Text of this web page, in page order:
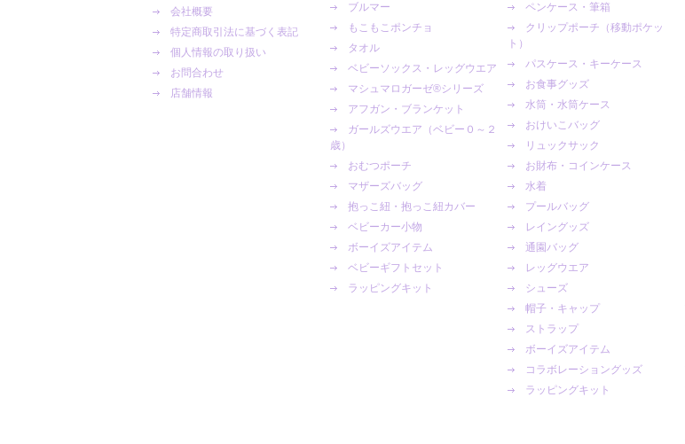
会社概要
特定商取引法に基づく表記
個人情報の取り扱い
お問合わせ
店舗情報
ブルマー
もこもこポンチョ
タオル
ベビーソックス・レッグウエア
マシュマロガーゼ®︎シリーズ
アフガン・ブランケット
ガールズウエア（ベビー０～２
歳）
おむつポーチ
マザーズバッグ
抱っこ紐・抱っこ紐カバー
ベビーカー小物
ボーイズアイテム
ベビーギフトセット
ラッピングキット
ペンケース・筆箱
クリップポーチ（移動ポケッ
ト）
パスケース・キーケース
お食事グッズ
水筒・水筒ケース
おけいこバッグ
リュックサック
お財布・コインケース
水着
プールバッグ
レイングッズ
通園バッグ
レッグウエア
シューズ
帽子・キャップ
ストラップ
ボーイズアイテム
コラボレーショングッズ
ラッピングキット